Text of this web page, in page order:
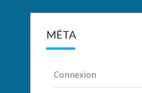
MÉTA
Connexion